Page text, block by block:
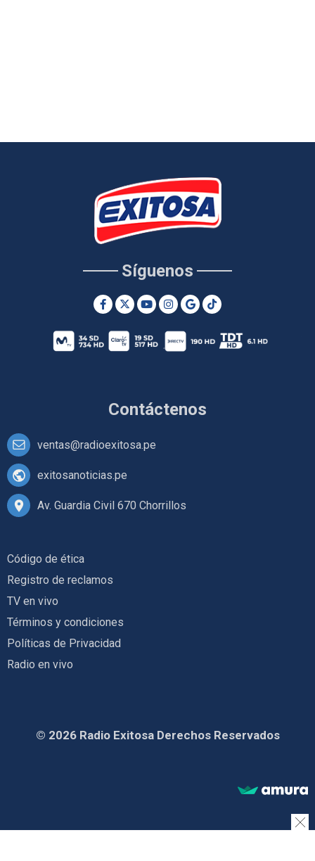
Contáctenos
ventas@radioexitosa.pe
exitosanoticias.pe
Av. Guardia Civil 670 Chorrillos
Síguenos
Código de ética
Registro de reclamos
TV en vivo
Términos y condiciones
Políticas de Privacidad
Radio en vivo
© 2026 Radio Exitosa Derechos Reservados